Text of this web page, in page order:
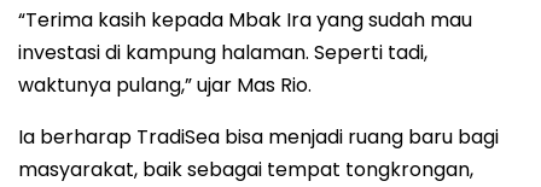
“Terima kasih kepada Mbak Ira yang sudah mau
investasi di kampung halaman. Seperti tadi,
waktunya pulang,” ujar Mas Rio.
Ia berharap TradiSea bisa menjadi ruang baru bagi
masyarakat, baik sebagai tempat tongkrongan,